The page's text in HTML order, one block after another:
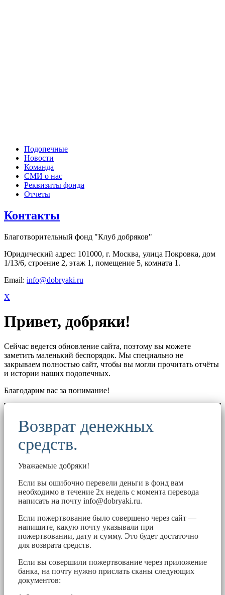
Подопечные
Новости
Команда
СМИ о нас
Реквизиты фонда
Отчеты
Контакты
Благотворительный фонд "Клуб добряков"
Юридический адрес: 101000, г. Москва, улица Покровка, дом
1/13/6, строение 2, этаж 1, помещение 5, комната 1.
Email: info@dobryaki.ru
X
Привет, добряки!
Сейчас ведется обновление сайта, поэтому вы можете
заметить маленький беспорядок. Мы специально не
закрываем полностью сайт, чтобы вы могли прочитать отчёты
и истории наших подопечных.
Благодарим вас за понимание!
Возврат денежных
средств.
Уважаемые добряки!
Если вы ошибочно перевели деньги в фонд вам
необходимо в течение 2х недель с момента перевода
написать на почту info@dobryaki.ru.
Если пожертвование было совершено через сайт —
напишите, какую почту указывали при
пожертвовании, дату и сумму. Это будет достаточно
для возврата средств.
Если вы совершили пожертвование через приложение
банка, на почту нужно прислать сканы следующих
документов: